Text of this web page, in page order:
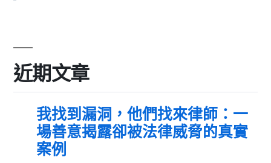
近期文章
我找到漏洞，他們找來律師：一
場善意揭露卻被法律威脅的真實
案例